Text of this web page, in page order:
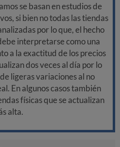
se basan en estudios de
si bien no todas las tiendas
por lo que, el hecho
interpretarse como una
a la exactitud de los precios
dos veces al día por lo
ligeras variaciones al no
En algunos casos también
físicas que se actualizan
alta.